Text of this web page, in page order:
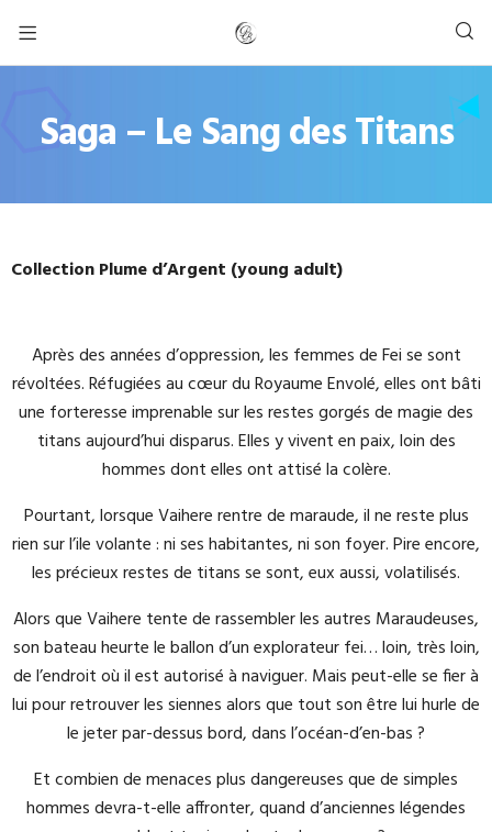
Saga – Le Sang des Titans
Collection Plume d’Argent (young adult)
Après des années d’oppression, les femmes de Fei se sont
révoltées. Réfugiées au cœur du Royaume Envolé, elles ont bâti
une forteresse imprenable sur les restes gorgés de magie des
titans aujourd’hui disparus. Elles y vivent en paix, loin des
hommes dont elles ont attisé la colère.
Pourtant, lorsque Vaihere rentre de maraude, il ne reste plus
rien sur l’ile volante : ni ses habitantes, ni son foyer. Pire encore,
les précieux restes de titans se sont, eux aussi, volatilisés.
Alors que Vaihere tente de rassembler les autres Maraudeuses,
son bateau heurte le ballon d’un explorateur fei… loin, très loin,
de l’endroit où il est autorisé à naviguer. Mais peut-elle se fier à
lui pour retrouver les siennes alors que tout son être lui hurle de
le jeter par-dessus bord, dans l’océan-d’en-bas ?
Et combien de menaces plus dangereuses que de simples
hommes devra-t-elle affronter, quand d’anciennes légendes